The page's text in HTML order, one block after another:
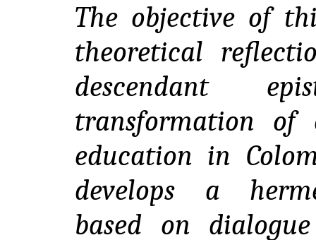
The objective of
theoretical
descendant
transformation of
education in
develops a
based on